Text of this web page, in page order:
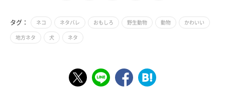
タグ： ネコ ネタバレ おもしろ 野生動物 動物 かわいい
地方ネタ 犬 ネタ